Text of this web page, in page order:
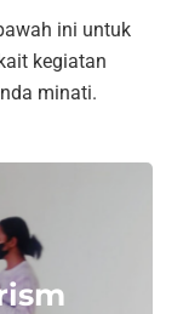
ini untuk
kegiatan
minati.